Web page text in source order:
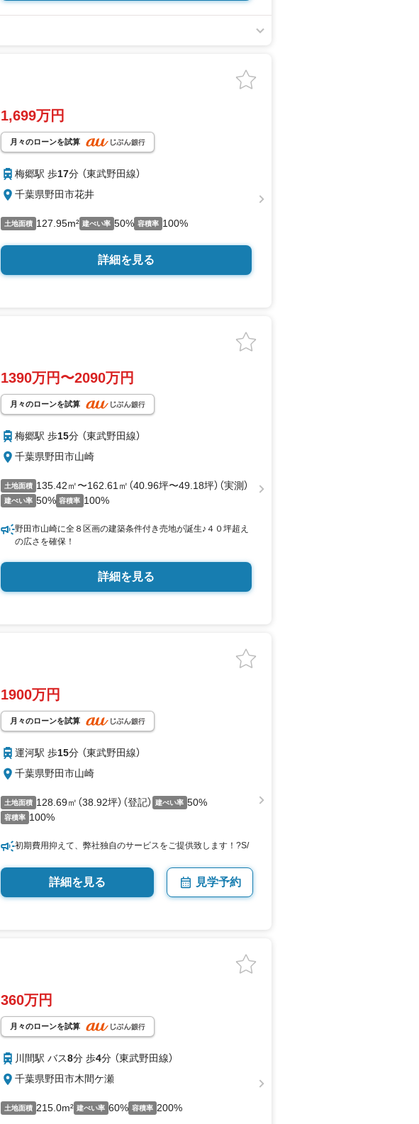
1,699万円
月々のローンを試算
梅郷駅 歩17分 （東武野田線）
千葉県野田市花井
土地面積 127.95m² 建ぺい率 50% 容積率 100%
詳細を見る
1390万円〜2090万円
月々のローンを試算
梅郷駅 歩15分 （東武野田線）
千葉県野田市山崎
土地面積 135.42㎡〜162.61㎡（40.96坪〜49.18坪）（実測）
建ぺい率 50% 容積率 100%
野田市山崎に全８区画の建築条件付き売地が誕生♪４０坪超え
の広さを確保！
詳細を見る
1900万円
月々のローンを試算
運河駅 歩15分 （東武野田線）
千葉県野田市山崎
土地面積 128.69㎡（38.92坪）（登記） 建ぺい率 50%
容積率 100%
初期費用抑えて、弊社独自のサービスをご提供致します！?S/
詳細を見る 見学予約
360万円
月々のローンを試算
川間駅 バス8分 歩4分 （東武野田線）
千葉県野田市木間ケ瀬
土地面積 215.0m² 建ぺい率 60% 容積率 200%